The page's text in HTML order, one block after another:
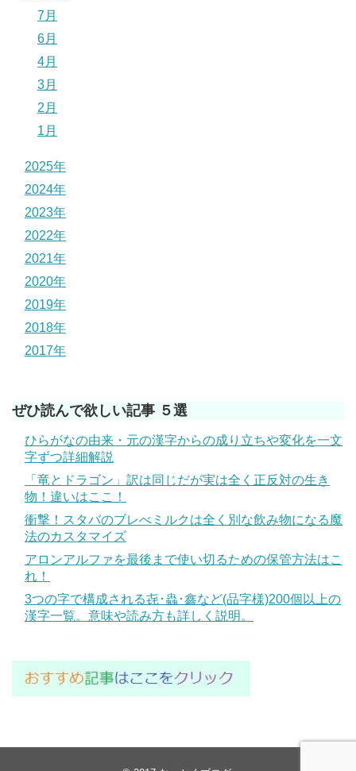
7月
6月
4月
3月
2月
1月
2025年
2024年
2023年
2022年
2021年
2020年
2019年
2018年
2017年
ぜひ読んで欲しい記事 ５選
ひらがなの由来・元の漢字からの成り立ちや変化を一文
字ずつ詳細解説
「竜とドラゴン」訳は同じだが実は全く正反対の生き
物！違いはここ！
衝撃！スタバのブレべミルクは全く別な飲み物になる魔
法のカスタマイズ
アロンアルファを最後まで使い切るための保管方法はこ
れ！
3つの字で構成される㐂･蟲･鑫など(品字様)200個以上の
漢字一覧。意味や読み方も詳しく説明。